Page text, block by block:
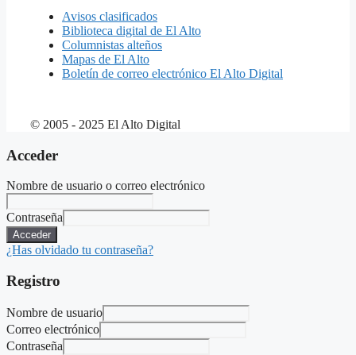
Avisos clasificados
Biblioteca digital de El Alto
Columnistas alteños
Mapas de El Alto
Boletín de correo electrónico El Alto Digital
© 2005 - 2025 El Alto Digital
Acceder
Nombre de usuario o correo electrónico
Contraseña
Acceder
¿Has olvidado tu contraseña?
Registro
Nombre de usuario
Correo electrónico
Contraseña